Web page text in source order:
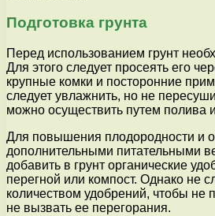
Подготовка грунта
Перед использованием грунт
Для этого следует просеять его
крупные комки и посторонние
следует увлажнить, но не
можно осуществить путем полива
Для повышения плодородности и
дополнительными питательными
добавить в грунт органические
перегной или компост. Однако не
количеством удобрений, чтобы не
не вызвать ее перегорания.